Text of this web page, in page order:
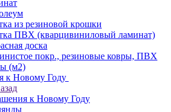
из резиновой крошки
ПВХ (кварцивиниловый ламинат)
доска
покр., резиновые ковры, ПВХ
(м2)
к Новому Году
к Новому Году